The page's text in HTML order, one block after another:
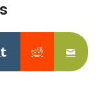
no LinkedIn
Partilhe no Tumblr
Partilhe no